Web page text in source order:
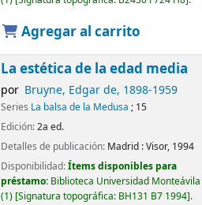
Agregar al carrito
La estética de la edad media
por Bruyne, Edgar de, 1898-1959
Series La balsa de la Medusa ; 15
Edición:2a ed.
Detalles de publicación: Madrid :Visor, 1994
Disponibilidad:Ítems disponibles para
préstamo: Biblioteca Universidad Monteávila
(1) Signatura topográfica: BH131 B7 1994 .